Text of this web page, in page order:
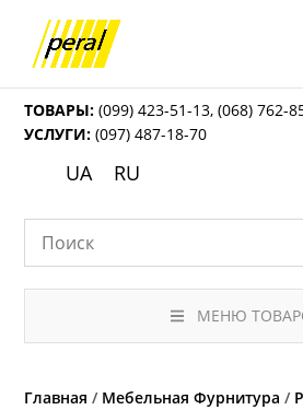
ТОВАРЫ: (099) 423-51-13,(068) 762-
УСЛУГИ: (097) 487-18-70
UA RU
МЕНЮ
Главная / Мебельная Фурнитура /